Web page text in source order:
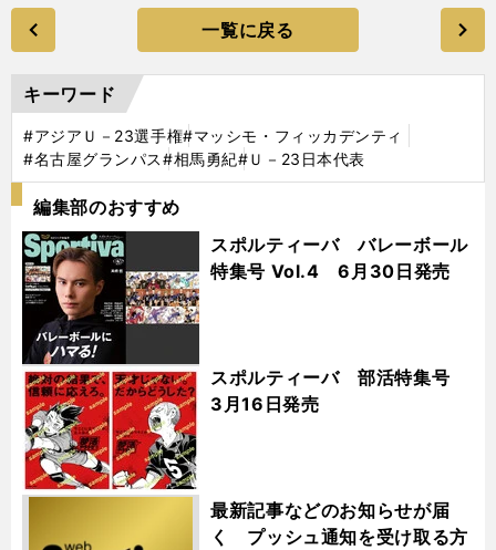
一覧に戻る
キーワード
#アジアＵ－23選手権#マッシモ・フィッカデンティ
#名古屋グランパス#相馬勇紀#Ｕ－23日本代表
編集部のおすすめ
スポルティーバ バレーボール
特集号 Vol.4 6月30日発売
スポルティーバ 部活特集号
3月16日発売
最新記事などのお知らせが届
く プッシュ通知を受け取る方